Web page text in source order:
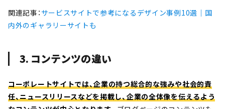
関連記事：サービスサイトで参考になるデザイン事例10選｜国
内外のギャラリーサイトも
3. コンテンツの違い
コーポレートサイトでは、企業の持つ総合的な強みや社会的責
任、ニュースリリースなどを掲載し、企業の全体像を伝えるよう